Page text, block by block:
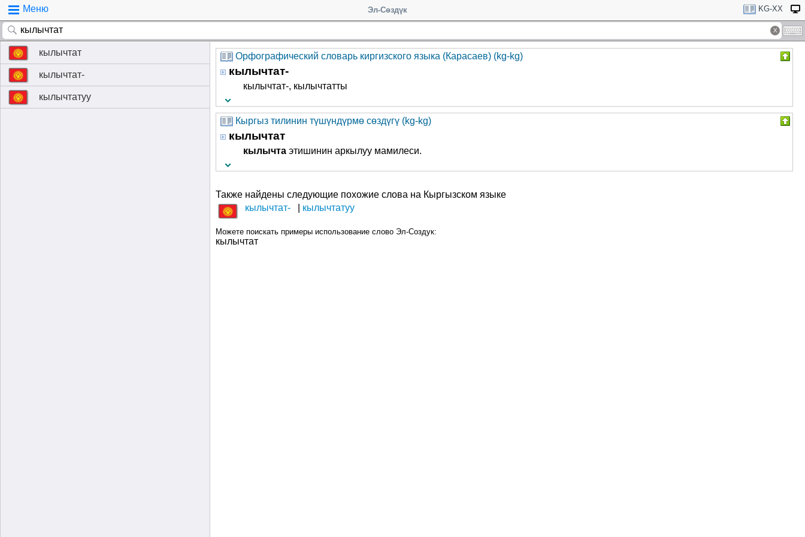
Меню Эл-Сөздүк KG-XX
кылычтат
кылычтат-
кылычтатуу
Орфографический словарь киргизского языка (Карасаев) (kg-kg)
кылычтат-
кылычтат-, кылычтатты
Кыргыз тилинин түшүндүрмө сөздүгү (kg-kg)
кылычтат
кылычта этишинин аркылуу мамилеси.
Также найдены следующие похожие слова на Кыргызском языке
кылычтат-
кылычтатуу
Можете поискать примеры использование слово Эл-Создук:
кылычтат